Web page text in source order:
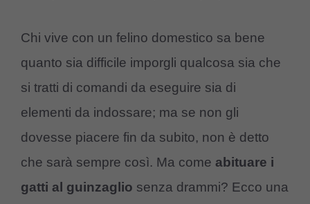
Chi vive con un felino domestico sa bene
quanto sia difficile imporgli qualcosa sia che
si tratti di comandi da eseguire sia di
elementi da indossare; ma se non gli
dovesse piacere fin da subito, non è detto
che sarà sempre così. Ma come abituare i
gatti al guinzaglio senza drammi? Ecco una